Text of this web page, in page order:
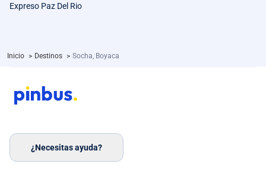
Expreso Paz Del Rio
Inicio > Destinos > Socha, Boyaca
¿Necesitas ayuda?